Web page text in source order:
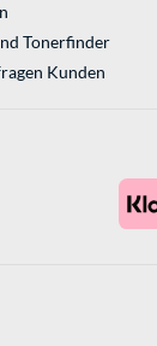
Tonerfinder
Kunden